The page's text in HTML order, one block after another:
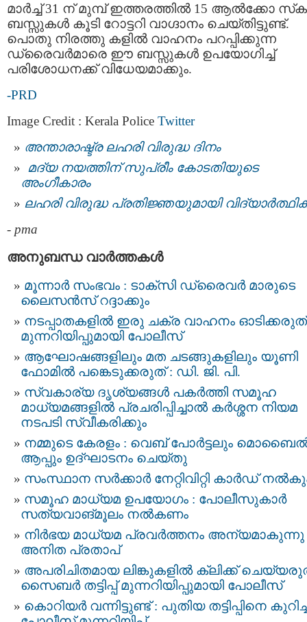
മാർച്ച് 31 ന് മുമ്പ് ഇത്തരത്തിൽ 15 ആൽക്കോ
ബസ്സുകൾ കൂടി റോട്ടറി വാഗ്ദാനം ചെയ്തിട്ടുണ്ട്.
പൊതു നിരത്തു കളിൽ വാഹനം പറപ്പിക്കുന്ന
ഡ്രൈവർമാരെ ഈ ബസ്സുകൾ ഉപയോഗിച്ച്
പരിശോധനക്ക് വിധേയമാക്കും.
-PRD
Image Credit : Kerala Police Twitter
അന്താരാഷ്ട്ര ലഹരി വിരുദ്ധ ദിനം
മദ്യ നയത്തിന് സുപ്രീം കോടതിയുടെ
അംഗീകാരം
ലഹരി വിരുദ്ധ പ്രതിജ്ഞയുമായി
- pma
അനുബന്ധ വാര്‍ത്തകള്‍
മൂന്നാർ സംഭവം : ടാക്‌സി ഡ്രൈവര്‍ മാരുടെ
ലൈസന്‍സ് റദ്ദാക്കും
നടപ്പാതകളിൽ ഇരു ചക്ര വാഹനം ഓടിക്കരുത്
മുന്നറിയിപ്പുമായി പോലീസ്
ആഘോഷങ്ങളിലും മത ചടങ്ങുകളിലും യൂണി
ഫോമിൽ പങ്കെടുക്കരുത് : ഡി. ജി. പി.
സ്വകാര്യ ദൃശ്യങ്ങള്‍ പകര്‍ത്തി സമൂഹ
മാധ്യമങ്ങളില്‍ പ്രചരിപ്പിച്ചാൽ കർശ്ശന നിയമ
നടപടി സ്വീകരിക്കും
നമ്മുടെ കേരളം : വെബ് പോർട്ടലും
ആപ്പും ഉദ്ഘാടനം ചെയ്തു
സംസ്ഥാന സർക്കാർ നേറ്റിവിറ്റി കാര്‍ഡ്
സമൂഹ മാധ്യമ ഉപയോഗം : പോലീസുകാർ
സത്യവാങ്മൂലം നൽകണം
നിർഭയ മാധ്യമ പ്രവർത്തനം അന്യമാകുന്നു
അനിത പ്രതാപ്
അപരിചിതമായ ലിങ്കുകളിൽ ക്ലിക്ക്
സൈബർ തട്ടിപ്പ് മുന്നറിയിപ്പുമായി പോലീസ്
കൊറിയർ വന്നിട്ടുണ്ട് : പുതിയ തട്ടിപ്പിനെ